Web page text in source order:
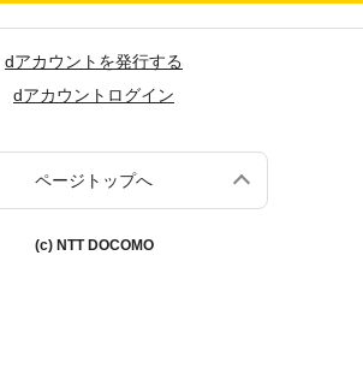
dアカウントを発行する
dアカウントログイン
ページトップへ
(c) NTT DOCOMO